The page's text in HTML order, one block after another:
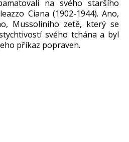
na svého staršího
Ciana (1902-1944). Ano,
Mussoliniho zetě, který se
svého tchána a byl
příkaz popraven.